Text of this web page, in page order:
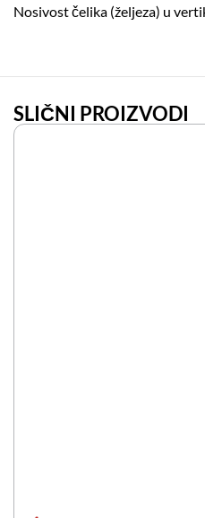
Nosivost čelika (željeza) u
SLIČNI PROIZVODI